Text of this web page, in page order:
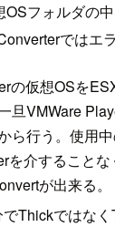
フォルダの
ではエ
の仮想OSを
旦VMWare
ら行う。使用
を介すること
が出来る。
Thickではな